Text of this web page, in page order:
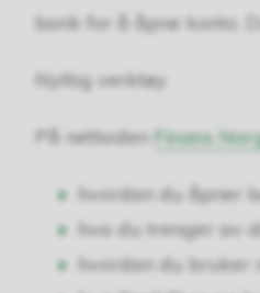
bank for å åpne konto.
Nyttig verktøy
På nettsidenFinans
hvordan du åpner
hva du trenger av
hvordan du bruker